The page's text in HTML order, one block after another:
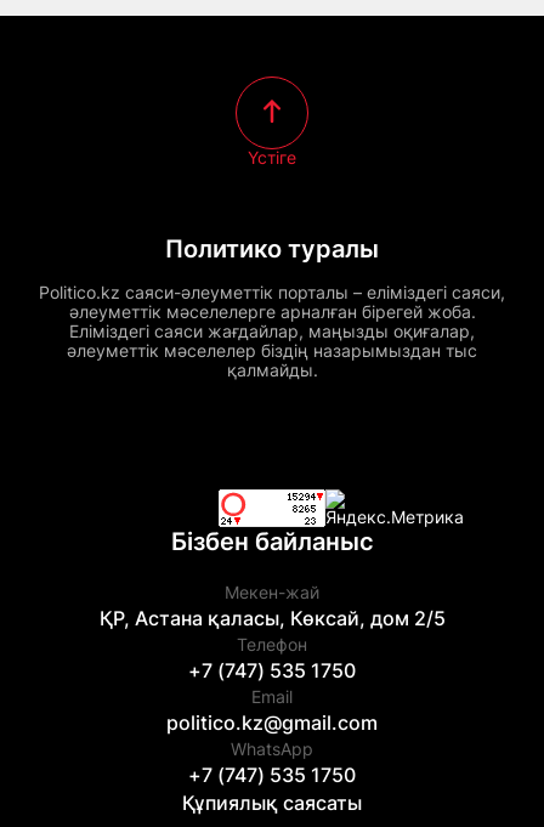
Политико туралы
Politico.kz саяси-әлеуметтік порталы – еліміздегі саяси,
әлеуметтік мәселелерге арналған бірегей жоба.
Еліміздегі саяси жағдайлар, маңызды оқиғалар,
әлеуметтік мәселелер біздің назарымыздан тыс
қалмайды.
Үстіге
Бізбен байланыс
Мекен-жай
ҚР, Астана қаласы, Көксай, дом 2/5
Телефон
+7 (747) 535 1750
Email
politico.kz@gmail.com
WhatsApp
+7 (747) 535 1750
Құпиялық саясаты